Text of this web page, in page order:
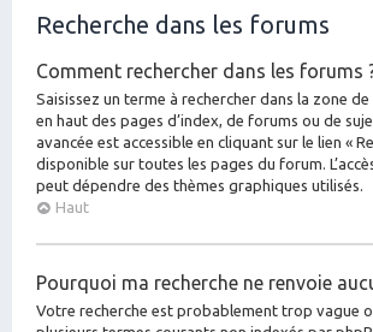
Recherche dans les forums
Comment rechercher dans les forums
Saisissez un terme à rechercher dans la zone
en haut des pages d’index, de forums ou de
avancée est accessible en cliquant sur le lien «
disponible sur toutes les pages du forum.
peut dépendre des thèmes graphiques utilisés.
Haut
Pourquoi ma recherche ne renvoie
Votre recherche est probablement trop vague